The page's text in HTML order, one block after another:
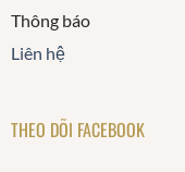
Thông báo
Liên hệ
THEO DÕI FACEBOOK